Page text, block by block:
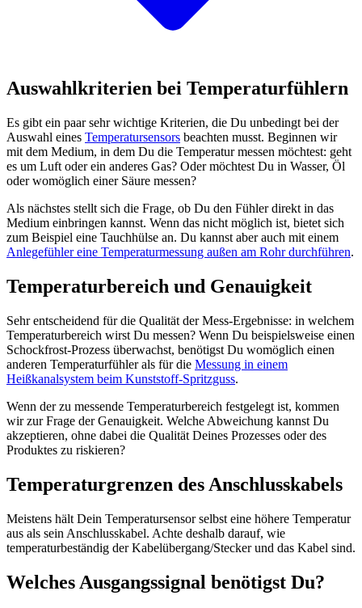
Auswahlkriterien bei Temperaturfühlern
Es gibt ein paar sehr wichtige Kriterien, die Du unbedingt bei der
Auswahl eines Temperatursensors beachten musst. Beginnen wir
mit dem Medium, in dem Du die Temperatur messen möchtest: geht
es um Luft oder ein anderes Gas? Oder möchtest Du in Wasser, Öl
oder womöglich einer Säure messen?
Als nächstes stellt sich die Frage, ob Du den Fühler direkt in das
Medium einbringen kannst. Wenn das nicht möglich ist, bietet sich
zum Beispiel eine Tauchhülse an. Du kannst aber auch mit einem
Anlegefühler eine Temperaturmessung außen am Rohr durchführen.
Temperaturbereich und Genauigkeit
Sehr entscheidend für die Qualität der Mess-Ergebnisse: in welchem
Temperaturbereich wirst Du messen? Wenn Du beispielsweise einen
Schockfrost-Prozess überwachst, benötigst Du womöglich einen
anderen Temperaturfühler als für die Messung in einem
Heißkanalsystem beim Kunststoff-Spritzguss.
Wenn der zu messende Temperaturbereich festgelegt ist, kommen
wir zur Frage der Genauigkeit. Welche Abweichung kannst Du
akzeptieren, ohne dabei die Qualität Deines Prozesses oder des
Produktes zu riskieren?
Temperaturgrenzen des Anschlusskabels
Meistens hält Dein Temperatursensor selbst eine höhere Temperatur
aus als sein Anschlusskabel. Achte deshalb darauf, wie
temperaturbeständig der Kabelübergang/Stecker und das Kabel sind.
Welches Ausgangssignal benötigst Du?